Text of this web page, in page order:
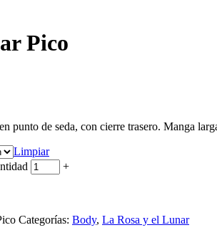
Pico
punto de seda, con cierre trasero. Manga
Limpiar
+
Categorías: Body, La Rosa y el Lunar